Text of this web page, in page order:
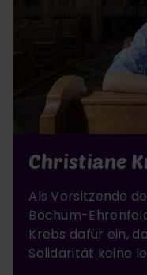
Christiane
Als Vorsitzende
Bochum-
Krebs dafür ein,
Solidarität keine